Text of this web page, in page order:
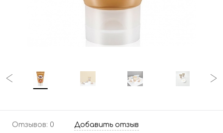
Отзывов: 0 Добавить отзыв